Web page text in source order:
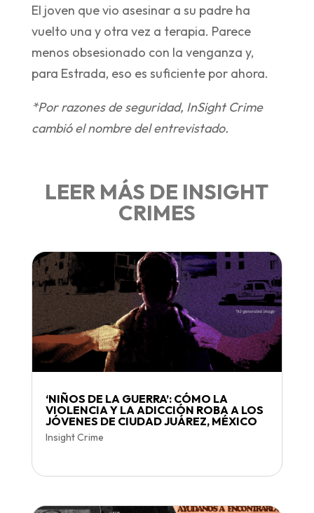
El joven que vio asesinar a su padre ha
vuelto una y otra vez a terapia. Parece
menos obsesionado con la venganza y,
para Estrada, eso es suficiente por ahora.
*Por razones de seguridad, InSight Crime
cambió el nombre del entrevistado.
LEER MÁS DE INSIGHT
CRIMES
‘NIÑOS DE LA GUERRA’: CÓMO LA
VIOLENCIA Y LA ADICCIÓN ROBA A LOS
JÓVENES DE CIUDAD JUÁREZ, MÉXICO
Insight Crime